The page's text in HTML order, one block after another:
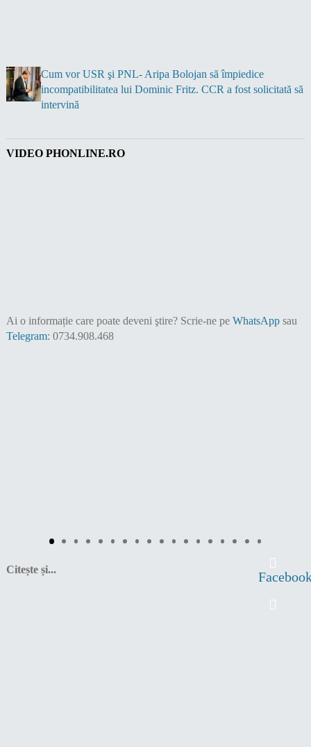
Cum vor USR şi PNL- Aripa Bolojan să împiedice
incompatibilitatea lui Dominic Fritz. CCR a fost solicitată să
intervină
VIDEO PHONLINE.RO
Ai o informație care poate deveni ştire? Scrie-ne pe WhatsAppsau
Telegram: 0734.908.468
Citește și...